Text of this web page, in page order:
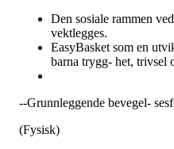
Den sosiale rammen
vektlegges.
EasyBasket som en
barna trygg- het, trivsel
--Grunnleggende bevegel-
(Fysisk)